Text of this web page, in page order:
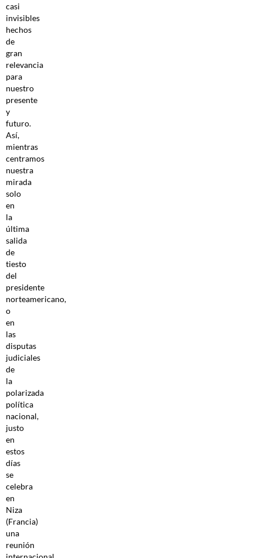
casi
invisibles
hechos
de
gran
relevancia
para
nuestro
presente
y
futuro.
Así,
mientras
centramos
nuestra
mirada
solo
en
la
última
salida
de
tiesto
del
presidente
norteamericano,
o
en
las
disputas
judiciales
de
la
polarizada
política
nacional,
justo
en
estos
días
se
celebra
en
Niza
(Francia)
una
reunión